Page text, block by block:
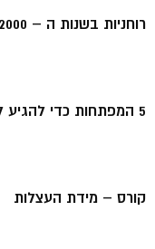
רוחניות בשנות ה – 2000
5 המפתחות כדי להגיע לשלמות
קורס – מידת העצלות